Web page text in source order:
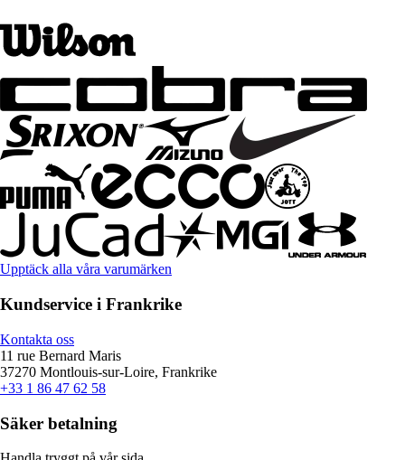
Upptäck alla våra varumärken
Kundservice i Frankrike
Kontakta oss
11 rue Bernard Maris
37270 Montlouis-sur-Loire, Frankrike
+33 1 86 47 62 58
Säker betalning